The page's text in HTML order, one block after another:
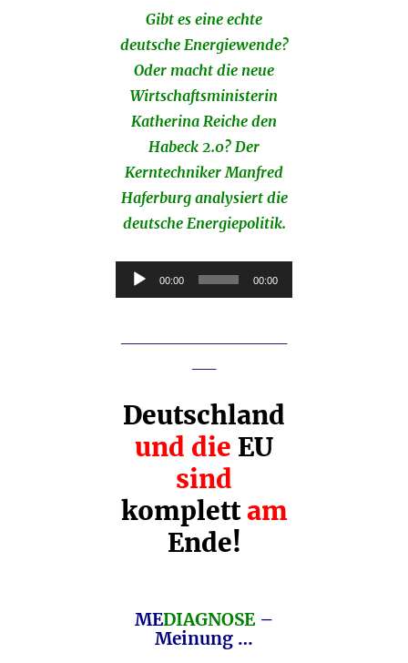
Gibt es eine echte
deutsche Energiewende?
Oder macht die neue
Wirtschaftsministerin
Katherina Reiche den
Habeck 2.0? Der
Kerntechniker Manfred
Haferburg analysiert die
deutsche Energiepolitik.
Audio-
Player
00:00 00:00
Deutschland
und die EU
sind
komplettam
Ende!
MEDIAGNOSE–
Meinung …